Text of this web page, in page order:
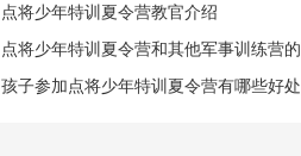
点将少年特训夏令营教官介绍
孩子参加点将少年特训夏令营有哪些好处